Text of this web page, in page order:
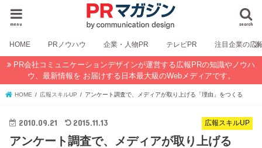
search
menu
HOME PRノウハウ 企業・人物PR テレビPR 注目企業の広
PR会社コミュニケーションデザインが運営する広報PRの知識やノウハ
ウ、最新情報を お届けする日本最大級のWebメディアです。
HOME 広報スキルUP アンケート調査で、メディアが取り上げる「理由」をつくる
広報スキルUP
2010.09.21 2015.11.13
アンケート調査で、メディアが取り上げる